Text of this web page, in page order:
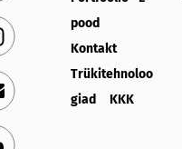
pood
Kontakt
Trükitehnoloo
giad
KKK